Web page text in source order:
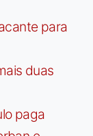
para
duas
paga